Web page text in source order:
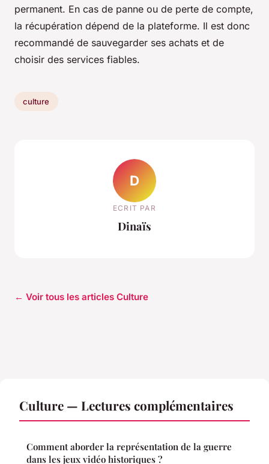
permanent. En cas de panne ou de perte de compte,
la récupération dépend de la plateforme. Il est donc
recommandé de sauvegarder ses achats et de
choisir des services fiables.
culture
D
ECRIT PAR
Dinaïs
← Voir tous les articles Culture
Culture — Lectures complémentaires
Comment aborder la représentation de la guerre
dans les jeux vidéo historiques ?